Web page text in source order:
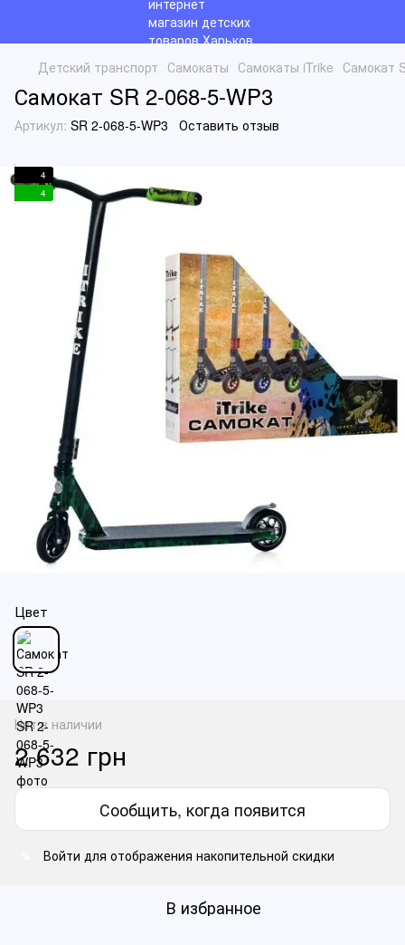
Детский транспорт Самокаты Самокаты iTrike Самокат
Самокат SR 2-068-5-WP3
Артикул: SR 2-068-5-WP3 Оставить отзыв
4
4
Цвет
Нет в наличии
2 632 грн
Сообщить, когда появится
Войти для отображения накопительной скидки
В избранное